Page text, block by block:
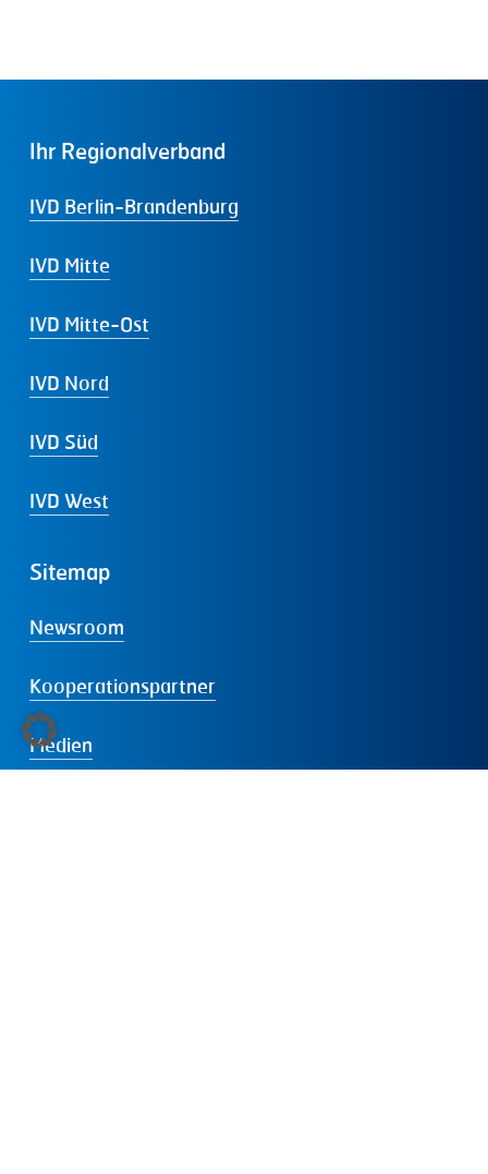
Ihr Regionalverband
IVD Berlin-Brandenburg
IVD Mitte
IVD Mitte-Ost
IVD Nord
IVD Süd
IVD West
Sitemap
Newsroom
Kooperationspartner
Medien